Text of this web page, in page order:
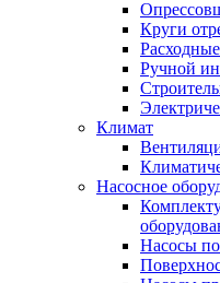
Круги
Ручной
Климат
Насосное
Насосы